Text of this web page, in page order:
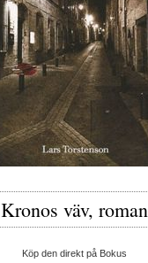
Kronos väv, roman
Köp den direkt på Bokus